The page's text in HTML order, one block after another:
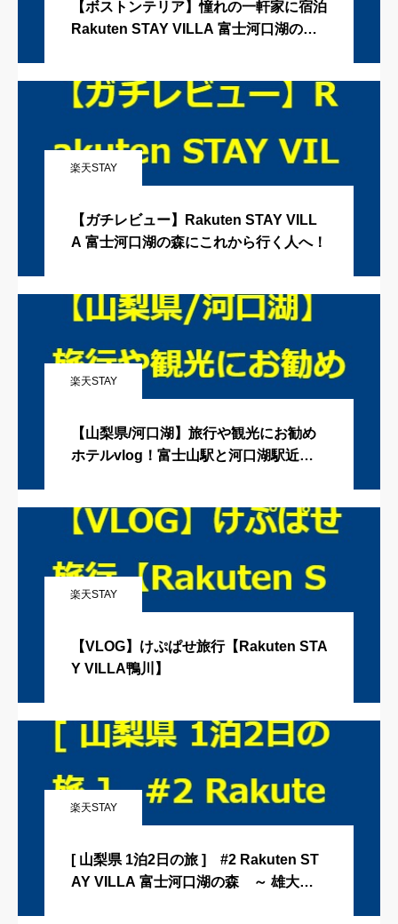
【ボストンテリア】憧れの一軒家に宿泊
Rakuten STAY VILLA 富士河口湖の森
楽天STAY
【ガチレビュー】Rakuten STAY VILL
A 富士河口湖の森にこれから行く人へ！
楽天STAY
【山梨県/河口湖】旅行や観光にお勧め
ホテルvlog！富士山駅と河口湖駅近、
（楽天ステイヴィラ富士河口湖の森）
楽天STAY
【VLOG】けぷぱせ旅行【Rakuten STA
Y VILLA鴨川】
楽天STAY
[ 山梨県 1泊2日の旅 ] #2 Rakuten ST
AY VILLA 富士河口湖の森 ～ 雄大な